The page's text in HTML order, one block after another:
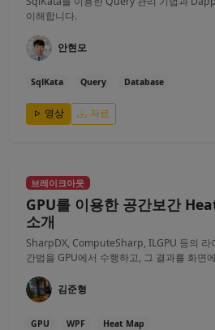
이해합니다.
안현모
SqlKata Query Database
영상 자료
브레이크아웃
GPU를 이용한 공간보간
소개
SharpDX, ComputeSharp, ILGPU 등의 라
간법을 GPU에서 수행하고, 그 결과를 화면
김준형
GPU WPF Heat Map